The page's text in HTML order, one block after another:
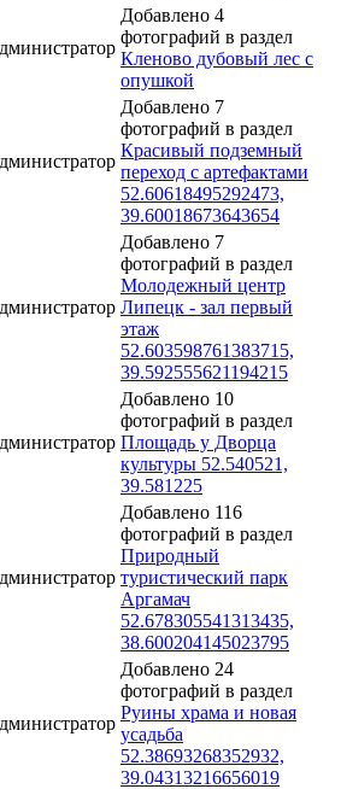
Добавлено 4
фотографий в раздел
Кленово дубовый лес с
опушкой
Добавлено 7
фотографий в раздел
Красивый подземный
переход с артефактами
52.60618495292473,
39.60018673643654
Добавлено 7
фотографий в раздел
Молодежный центр
Липецк - зал первый
этаж
52.603598761383715,
39.592555621194215
Добавлено 10
фотографий в раздел
Площадь у Дворца
культуры 52.540521,
39.581225
Добавлено 116
фотографий в раздел
Природный
туристический парк
Аргамач
52.678305541313435,
38.600204145023795
Добавлено 24
фотографий в раздел
Руины храма и новая
усадьба
52.38693268352932,
39.04313216656019